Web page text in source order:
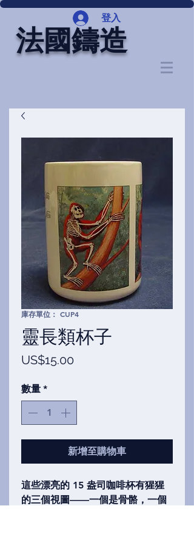
登入
法國鑄造
庫存單位： CUP4
靈長類杯子
US$15.00價
數量 *
新增至購物車
這些漂亮的 15 盎司咖啡杯有猩猩
的三個視圖——一個是骨骼，一個